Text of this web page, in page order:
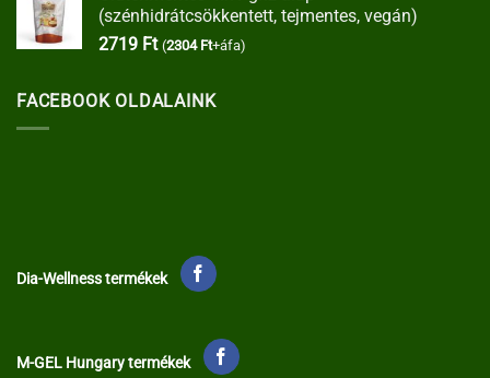
(szénhidrátcsökkentett, tejmentes, vegán)
2719 Ft (2304 Ft+áfa)
FACEBOOK OLDALAINK
Dia-Wellness termékek
M-GEL Hungary termékek